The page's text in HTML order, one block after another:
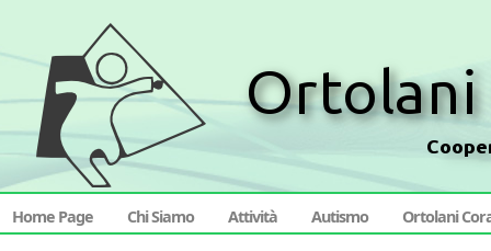
Home Page Chi Siamo Attività Autismo Ortolani